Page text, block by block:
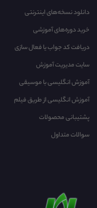
دانلود نسخه‌های اینترنتی
خرید دوره‌های آموزشی
دریافت کد جواب یا فعال سازی
سایت مدیریت آموزش
آموزش انگلیسی با موسیقی‌
آموزش انگلیسی از طریق فیلم
پشتیبانی محصولات
سوالات متداول